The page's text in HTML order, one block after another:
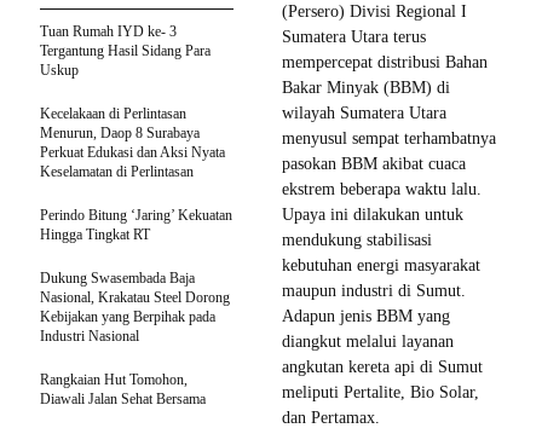
(Persero) Divisi Regional I
Sumatera Utara terus
mempercepat distribusi Bahan
Bakar Minyak (BBM) di
wilayah Sumatera Utara
menyusul sempat terhambatnya
pasokan BBM akibat cuaca
ekstrem beberapa waktu lalu.
Upaya ini dilakukan untuk
mendukung stabilisasi
kebutuhan energi masyarakat
maupun industri di Sumut.
Adapun jenis BBM yang
diangkut melalui layanan
angkutan kereta api di Sumut
meliputi Pertalite, Bio Solar,
dan Pertamax.
Tuan Rumah IYD ke- 3
Tergantung Hasil Sidang Para
Uskup
Kecelakaan di Perlintasan
Menurun, Daop 8 Surabaya
Perkuat Edukasi dan Aksi Nyata
Keselamatan di Perlintasan
Perindo Bitung ‘Jaring’ Kekuatan
Hingga Tingkat RT
Dukung Swasembada Baja
Nasional, Krakatau Steel Dorong
Kebijakan yang Berpihak pada
Industri Nasional
Rangkaian Hut Tomohon,
Diawali Jalan Sehat Bersama